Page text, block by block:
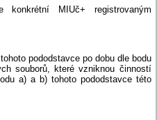
MIUč+ registrovaným
pododstavce po dobu dle bodu
souborů, které vzniknou činností
a) a b) tohoto pododstavce této